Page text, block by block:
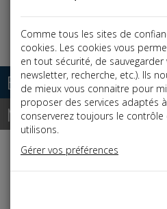
Base documentaire
Newsletter
Formation en alternance
Le Sénat vote en première
du contrat de
Comme tous les sites de
cookies. Les cookies vous
en tout sécurité, de sauvegarder
newsletter, recherche, etc.). Ils
de mieux vous connaitre pour
proposer des services adaptés
conserverez toujours le
utilisons.
Gérer vos préférences